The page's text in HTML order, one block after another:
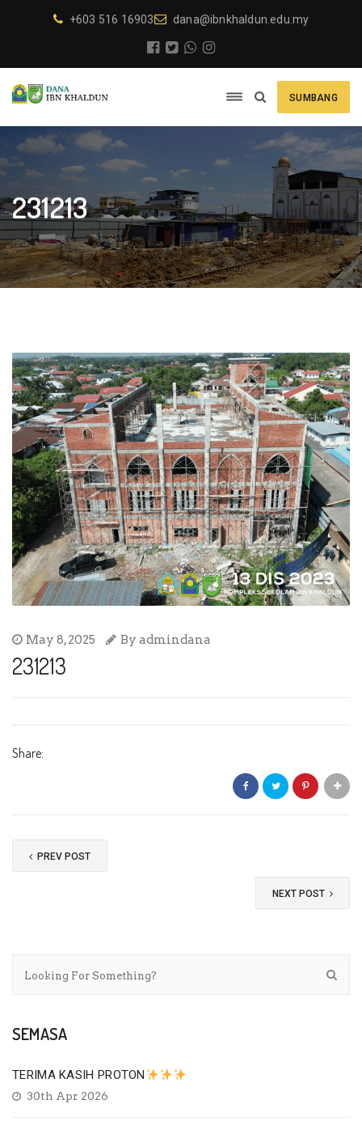
+603 516 16903 dana@ibnkhaldun.edu.my
SUMBANG
231213
May 8, 2025 By admindana
231213
Share:
PREV POST
NEXT POST
SEMASA
TERIMA KASIH PROTON
30th Apr 2026